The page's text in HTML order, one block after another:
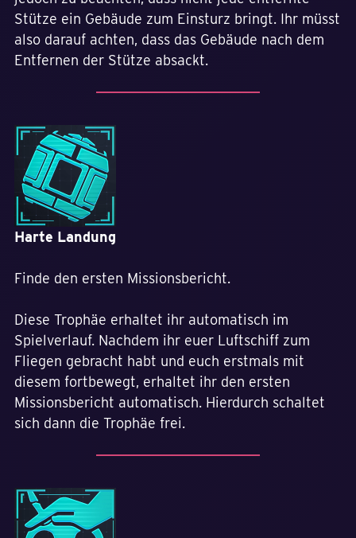
Stütze ein Gebäude zum Einsturz bringt. Ihr müsst
also darauf achten, dass das Gebäude nach dem
Entfernen der Stütze absackt.
Harte Landung
Finde den ersten Missionsbericht.
Diese Trophäe erhaltet ihr automatisch im
Spielverlauf. Nachdem ihr euer Luftschiff zum
Fliegen gebracht habt und euch erstmals mit
diesem fortbewegt, erhaltet ihr den ersten
Missionsbericht automatisch. Hierdurch schaltet
sich dann die Trophäe frei.